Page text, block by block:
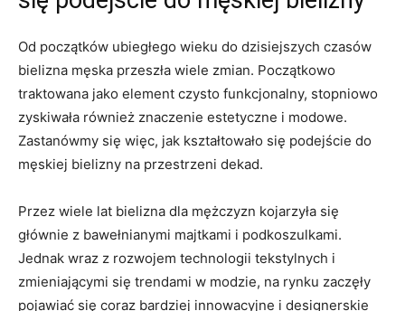
Od początków ubiegłego wieku do dzisiejszych czasów
bielizna męska przeszła wiele ‍zmian. Początkowo
traktowana jako element czysto funkcjonalny, stopniowo
zyskiwała również znaczenie estetyczne i modowe.
Zastanówmy się więc, jak kształtowało‍ się podejście do
męskiej bielizny ⁤na przestrzeni dekad.
Przez wiele lat bielizna dla mężczyzn kojarzyła się
głównie z bawełnianymi majtkami i podkoszulkami.
Jednak wraz z rozwojem technologii tekstylnych i
zmieniającymi się trendami w modzie, na‌ rynku zaczęły
pojawiać się coraz ​bardziej innowacyjne i designerskie